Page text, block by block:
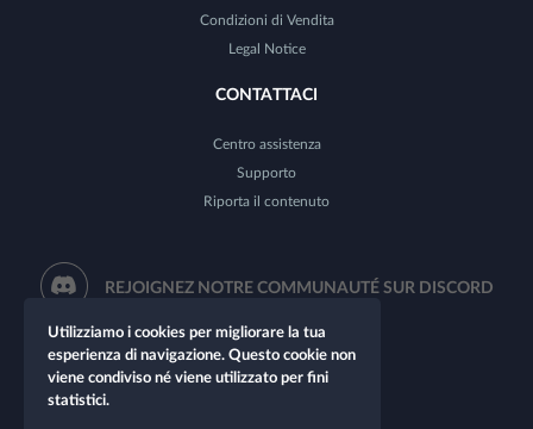
Condizioni di Vendita
Legal Notice
CONTATTACI
Centro assistenza
Supporto
Riporta il contenuto
REJOIGNEZ NOTRE COMMUNAUTÉ SUR DISCORD
Utilizziamo i cookies per migliorare la tua
esperienza di navigazione. Questo cookie non
viene condiviso né viene utilizzato per fini
statistici.